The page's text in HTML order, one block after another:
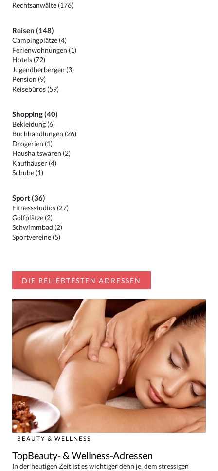
Rechtsanwälte (176)
Reisen (148)
Campingplätze (4)
Ferienwohnungen (1)
Hotels (72)
Jugendherbergen (3)
Pension (9)
Reisebüros (59)
Shopping (40)
Bekleidung (6)
Buchhandlungen (26)
Drogerien (1)
Haushaltswaren (2)
Kaufhäuser (4)
Schuhe (1)
Sport (36)
Fitnessstudios (27)
Golfplätze (2)
Schwimmbad (2)
Sportvereine (5)
DIE BELIEBTESTEN ADRESSEN
BEAUTY & WELLNESS
TopBeauty- & Wellness-Adressen
In der heutigen Zeit ist es wichtiger denn je, dem stressigen